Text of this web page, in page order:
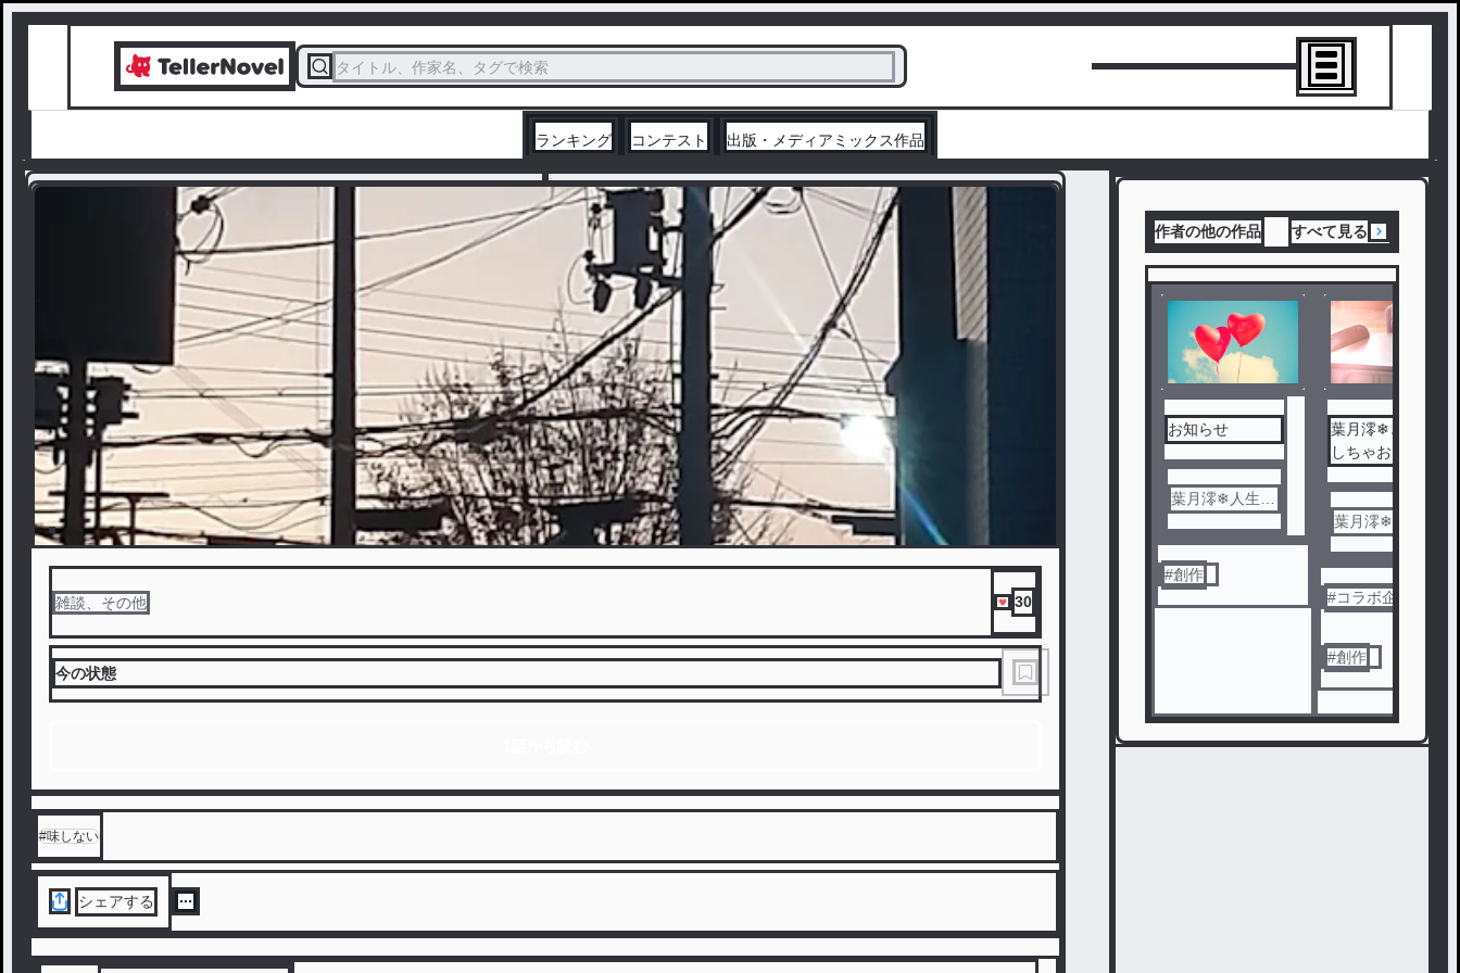
タイトル、作家名、タグで検索
ランキング コンテスト 出版・メディアミックス作品
雑談、その他 30
今の状態
#味しない
シェアする
作者の他の作品 すべて見る
お知らせ
葉月澪❄人生の
#創作
葉月澪❄と雑談
しちゃお☆
葉月澪❄人生の
#コラボ企画
#創作